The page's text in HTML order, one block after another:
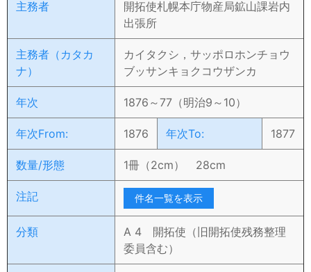
主務者
開拓使札幌本庁物産局鉱山課岩内
出張所
主務者（カタカ
ナ）
カイタクシ，サッポロホンチョウ
ブッサンキョクコウザンカ
年次 1876～77（明治9～10）
年次From: 1876 年次To: 1877
数量/形態 1冊（2cm） 28cm
注記 件名一覧を表示
分類
A 4 開拓使（旧開拓使残務整理
委員含む）